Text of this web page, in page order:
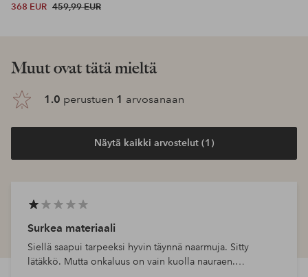
368 EUR 459,99 EUR
Muut ovat tätä mieltä
1.0 perustuen 1 arvosanaan
Näytä kaikki arvostelut (1)
Surkea materiaali
Siellä saapui tarpeeksi hyvin täynnä naarmuja. Sitty
lätäkkö. Mutta onkaluus on vain kuolla nauraen.